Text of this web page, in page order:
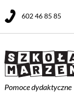
Pomoce dydaktyczne
602 46 85 85